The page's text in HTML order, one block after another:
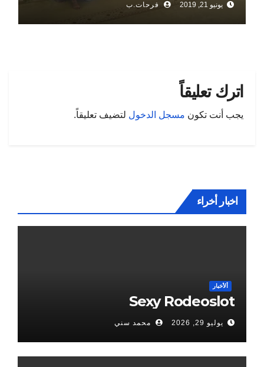
يونيو 21, 2019 فرحات.ب
اترك تعليقاً
يجب أنت تكون مسجل الدخول لتضيف تعليقاً.
اخبار أخراء
ألأخبار
Sexy Rodeoslot
يوليو 29, 2026 محمد سني